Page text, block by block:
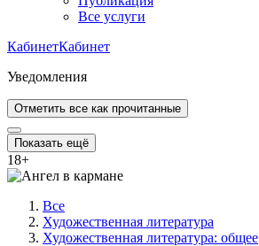
Все услуги
КабинетКабинет
Уведомления
Отметить все как прочитанные
Показать ещё
18+
Все
Художественная литература
Художественная литература: общее